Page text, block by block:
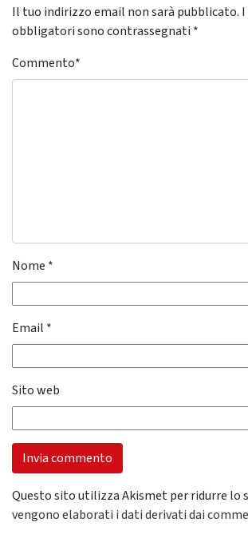
Il tuo indirizzo email non sarà pubblicato.
obbligatori sono contrassegnati *
Commento*
Nome *
Email *
Sito web
Questo sito utilizza Akismet per ridurre lo
vengono elaborati i dati derivati dai